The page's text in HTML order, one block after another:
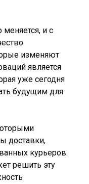
и с
изменяют
является
уже сегодня
будущим для
доставки,
курьеров.
решить эту